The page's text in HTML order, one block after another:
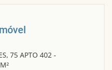
75 APTO 402 -